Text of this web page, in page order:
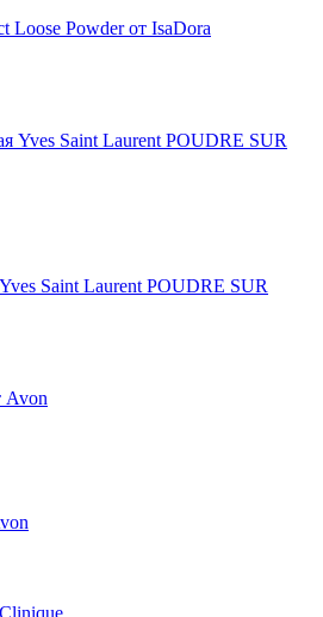
Loose Powder от IsaDora
Saint Laurent POUDRE SUR